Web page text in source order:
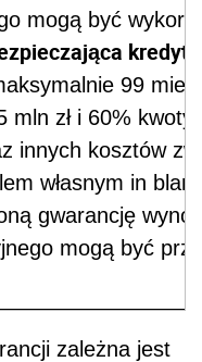
mogą być
kredyt
99
zł i 60%
innych kosztów
własnym in
gwarancję
mogą być
zależna jest